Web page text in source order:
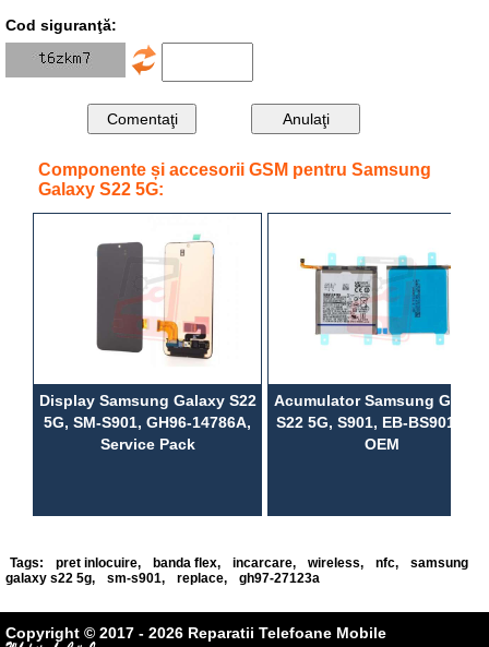
Cod siguranţă:
Componente și accesorii GSM pentru Samsung
Galaxy S22 5G:
Display Samsung Galaxy S22
5G, SM-S901, GH96-14786A,
Service Pack
Acumulator Samsung Galaxy
S22 5G, S901, EB-BS901ABY,
OEM
Tags: pret inlocuire, banda flex, incarcare, wireless, nfc,
samsung
galaxy s22 5g, sm-s901, replace, gh97-27123a
Copyright © 2017 - 2026 Reparatii Telefoane Mobile